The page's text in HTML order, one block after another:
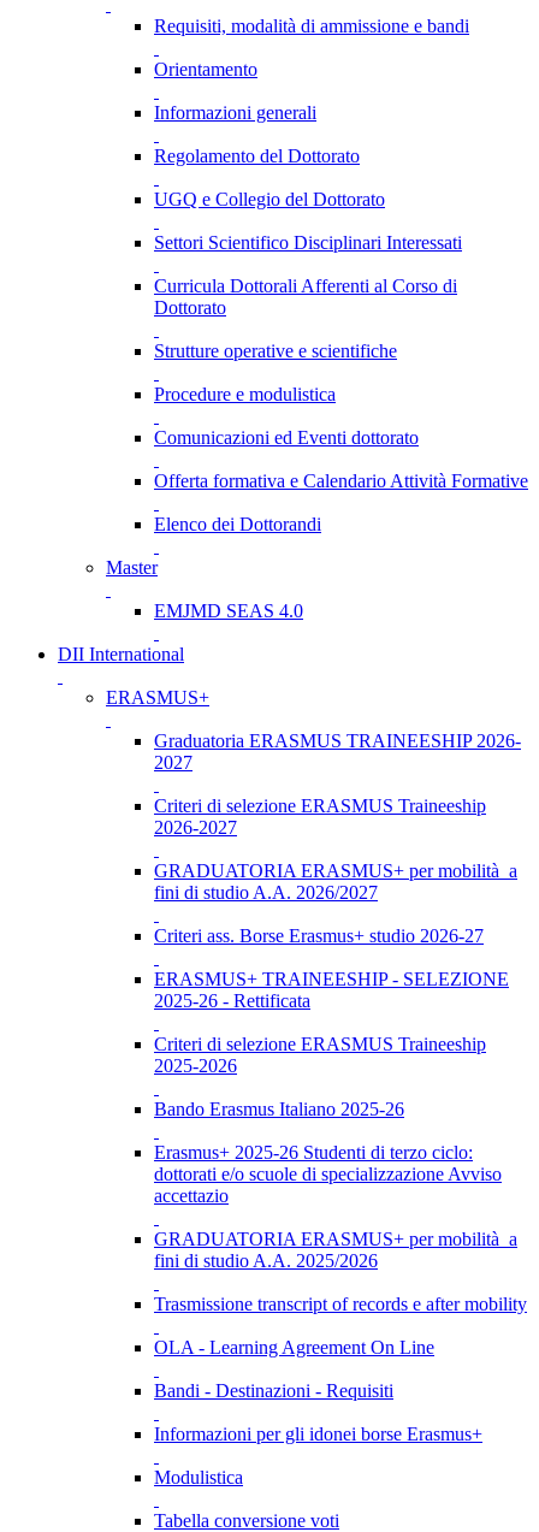
Requisiti, modalità di ammissione e bandi
Orientamento
Informazioni generali
Regolamento del Dottorato
UGQ e Collegio del Dottorato
Settori Scientifico Disciplinari Interessati
Curricula Dottorali Afferenti al Corso di
Dottorato
Strutture operative e scientifiche
Procedure e modulistica
Comunicazioni ed Eventi dottorato
Offerta formativa e Calendario Attività Formative
Elenco dei Dottorandi
Master
EMJMD SEAS 4.0
DII International
ERASMUS+
Graduatoria ERASMUS TRAINEESHIP 2026-
2027
Criteri di selezione ERASMUS Traineeship
2026-2027
GRADUATORIA ERASMUS+ per mobilità a
fini di studio A.A. 2026/2027
Criteri ass. Borse Erasmus+ studio 2026-27
ERASMUS+ TRAINEESHIP - SELEZIONE
2025-26 - Rettificata
Criteri di selezione ERASMUS Traineeship
2025-2026
Bando Erasmus Italiano 2025-26
Erasmus+ 2025-26 Studenti di terzo ciclo:
dottorati e/o scuole di specializzazione Avviso
accettazio
GRADUATORIA ERASMUS+ per mobilità a
fini di studio A.A. 2025/2026
Trasmissione transcript of records e after mobility
OLA - Learning Agreement On Line
Bandi - Destinazioni - Requisiti
Informazioni per gli idonei borse Erasmus+
Modulistica
Tabella conversione voti